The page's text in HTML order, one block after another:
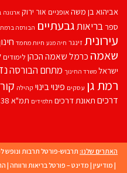
אביהוא בן משהאופניים אור ירוק ארנונה
ספרבריאותגבעתיים הבורסה ברמת
עירוניתזינגר חיה מנע חיות מחמד
שאמה כרמל שאמה הכהן לימודים
ישראל משרד החינוך מתחם הבורסה
רמת גן עסקים פינוי בינוי קהילה
דרכים תאונת דרכים תלמידים תמ"א 38
האתרים שלנו: תרבוש-פורטל תרבות ונופש
| מודיעין | מדינט – פורטל בריאות ורווחה |